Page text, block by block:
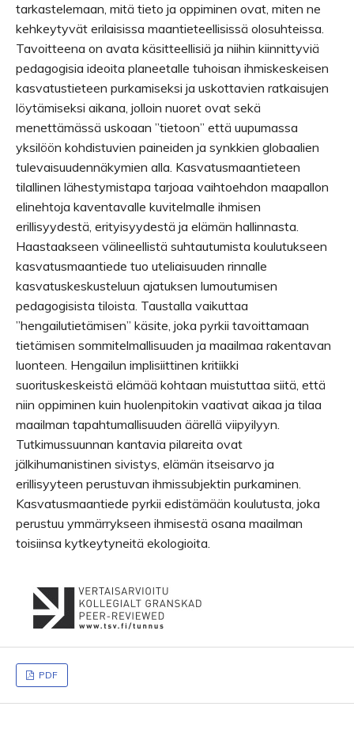
tarkastelemaan, mitä tieto ja oppiminen ovat, miten ne
kehkeytyvät erilaisissa maantieteellisissä olosuhteissa.
Tavoitteena on avata käsitteellisiä ja niihin kiinnittyviä
pedagogisia ideoita planeetalle tuhoisan ihmiskeskeisen
kasvatustieteen purkamiseksi ja uskottavien ratkaisujen
löytämiseksi aikana, jolloin nuoret ovat sekä
menettämässä uskoaan ”tietoon” että uupumassa
yksilöön kohdistuvien paineiden ja synkkien globaalien
tulevaisuudennäkymien alla. Kasvatusmaantieteen
tilallinen lähestymistapa tarjoaa vaihtoehdon maapallon
elinehtoja kaventavalle kuvitelmalle ihmisen
erillisyydestä, erityisyydestä ja elämän hallinnasta.
Haastaakseen välineellistä suhtautumista koulutukseen
kasvatusmaantiede tuo uteliaisuuden rinnalle
kasvatuskeskusteluun ajatuksen lumoutumisen
pedagogisista tiloista. Taustalla vaikuttaa
”hengailutietämisen” käsite, joka pyrkii tavoittamaan
tietämisen sommitelmallisuuden ja maailmaa rakentavan
luonteen. Hengailun implisiittinen kritiikki
suorituskeskeistä elämää kohtaan muistuttaa siitä, että
niin oppiminen kuin huolenpitokin vaativat aikaa ja tilaa
maailman tapahtumallisuuden äärellä viipyilyyn.
Tutkimussuunnan kantavia pilareita ovat
jälkihumanistinen sivistys, elämän itseisarvo ja
erillisyyteen perustuvan ihmissubjektin purkaminen.
Kasvatusmaantiede pyrkii edistämään koulutusta, joka
perustuu ymmärrykseen ihmisestä osana maailman
toisiinsa kytkeytyneitä ekologioita.
PDF